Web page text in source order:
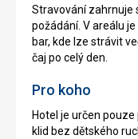
Stravování zahrnuje
požádání. V areálu
bar, kde lze strávit
čaj po celý den.
Pro koho
Hotel je určen
klid bez dětského